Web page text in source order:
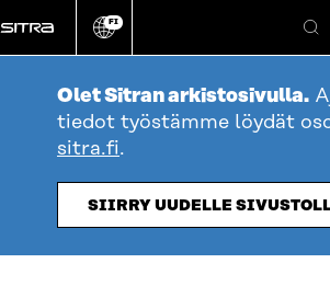
suoraan
sisältöön
Vaihda
kieli
FI
Olet Sitran arkistosivulla.
tiedot työstämme löydät
sitra.fi.
SIIRRY UUDELLE